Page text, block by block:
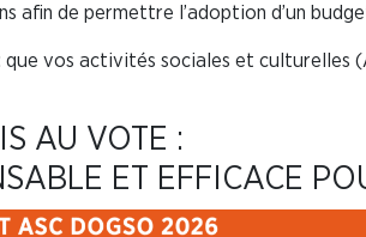
afin de permettre l’adoption d’un
vos activités sociales et culturelles
AU VOTE :
ET EFFICACE